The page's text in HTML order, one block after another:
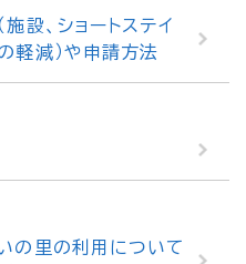
設、ショートステイ
軽減）や申請方法
の里の利用について